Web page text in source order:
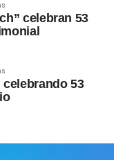
celebran 53
celebrando 53